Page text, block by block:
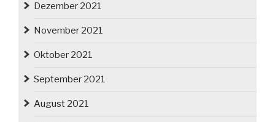
Dezember 2021
November 2021
Oktober 2021
September 2021
August 2021